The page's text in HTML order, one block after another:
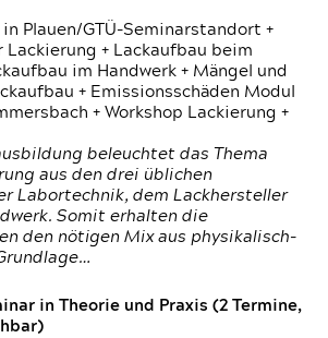
in Plauen/GTÜ-Seminarstandort +
Lackierung + Lackaufbau beim
im Handwerk + Mängel und
+ Emissionsschäden Modul
+ Workshop Lackierung +
beleuchtet das Thema
aus den drei üblichen
Labortechnik, dem Lackhersteller
Somit erhalten die
den nötigen Mix aus physikalisch-
in Theorie und Praxis (2 Termine,